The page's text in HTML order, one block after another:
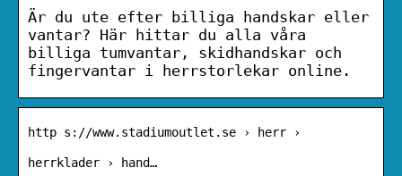
Är du ute efter billiga handskar eller
vantar? Här hittar du alla våra
billiga tumvantar, skidhandskar och
fingervantar i herrstorlekar online.
http s://www.stadiumoutlet.se › herr ›
herrklader › hand…